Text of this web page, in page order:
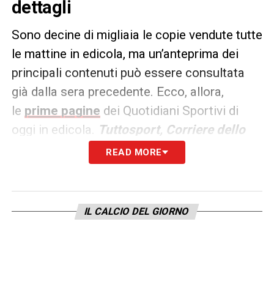
dettagli
Sono decine di migliaia le copie vendute tutte
le mattine in edicola, ma un’anteprima dei
principali contenuti può essere consultata
già dalla sera precedente. Ecco, allora,
le prime pagine dei Quotidiani Sportivi di
oggi in edicola.
Tuttosport, Corriere dello
Sport e La Gazzetta dello
rappresentano i principali quotidiani
READ MORE
IL CALCIO DEL GIORNO